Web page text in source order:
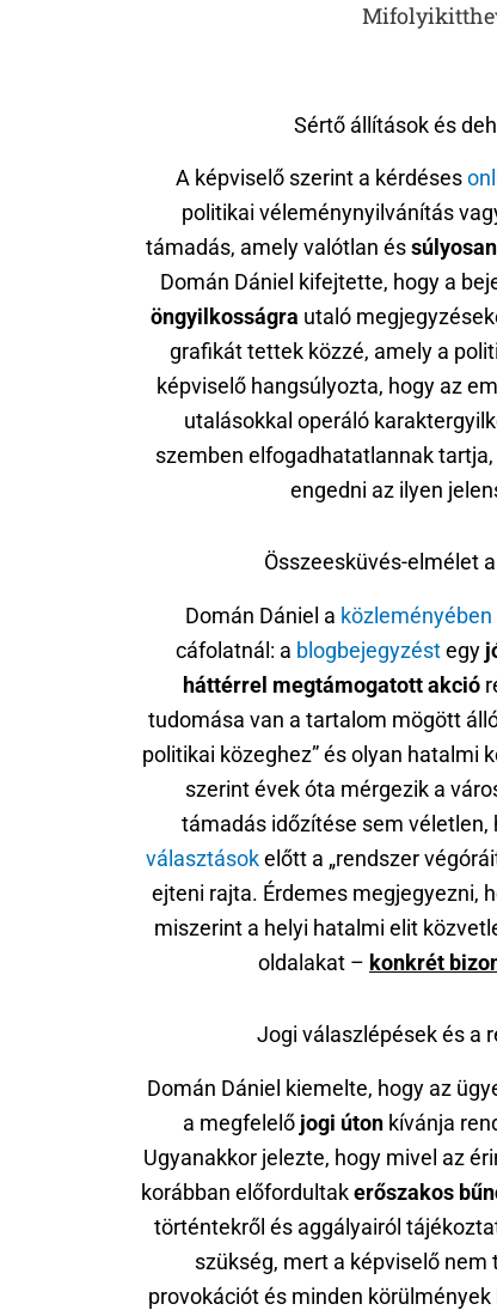
Sértő állítások és
A képviselő szerint a kérdéses
politikai véleménynyilvánítás
támadás, amely valótlan és
Domán Dániel kifejtette, hogy a
öngyilkosságra utaló
grafikát tettek közzé, amely a
képviselő hangsúlyozta, hogy az
utalásokkal operáló
szemben elfogadhatatlannak
engedni az ilyen
Összeesküvés-elmélet
Domán Dániel a közleményében
cáfolatnál: a blogbejegyzéstegy
háttérrel megtámogatott akció
tudomása van a tartalom mögött
politikai közeghez” és olyan hatalmi
szerint évek óta mérgezik a
támadás időzítése sem véletlen,
választásokelőtt a „rendszer
ejteni rajta. Érdemes megjegyezni,
miszerint a helyi hatalmi elit
oldalakat – konkrét
Jogi válaszlépések és a
Domán Dániel kiemelte, hogy az
a megfelelő jogi útonkívánja
Ugyanakkor jelezte, hogy mivel az
korábban előfordultakerőszakos
történtekről és aggályairól
szükség, mert a képviselő
provokációt és minden